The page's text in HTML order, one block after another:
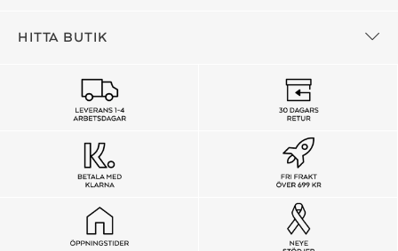
HITTA BUTIK